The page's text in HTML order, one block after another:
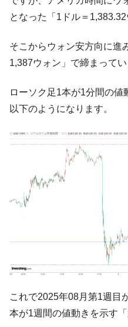
『Money1』
中国だけが
『Money1』
韓国製造業
種は全般的「不調」⇒ PSI
ン』1人当たり賠償10万ウ
『Money1』 韓国で猛暑。
『Money1』
韓国型イー
「KDDX」1番艦、2032年竣
【対日本円
に韓国がいっちょがみしたの
『Money1』
韓国政府『
は韓国で『BYD』車は売れ
1.9倍！
『Money1』
在韓米国大
く空港に詰めかけ「出て行
ドを掲げる「在韓反米勢力
ータセンター整備」⇒ だか
『Money1』
JPモルガン
となった「1ドル＝
そこからウォン安方向に
1,387ウォン」で締まってい
ローソク足1本が1分間の値
以下のようになります。
これで2025年08月第1週目
本が1週間の値動きを示す